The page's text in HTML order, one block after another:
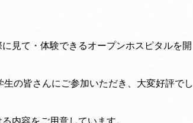
見て・体験できるオープンホスピタルを開
の皆さんにご参加いただき、大変好評でし
内容をご用意しています。